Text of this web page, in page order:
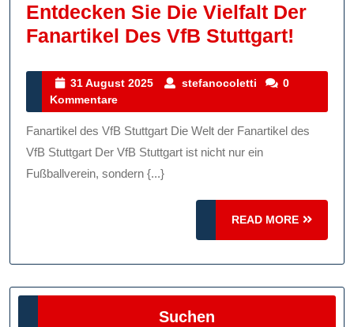
Entdecken Sie Die Vielfalt Der
Fanartikel Des VfB Stuttgart!
Der
VfB
31 August 2025
31
2025
stefanocoletti stefanocoletti
0
Kommentare
Fanartikel des VfB Stuttgart Die Welt der Fanartikel des
VfB Stuttgart Der VfB Stuttgart ist nicht nur ein
Fußballverein, sondern {...}
READ MORE
READ
MORE
Suchen